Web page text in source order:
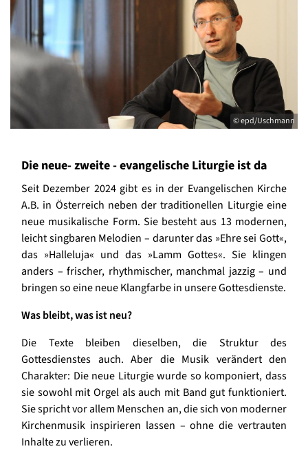
© epd/Uschmann
Die neue- zweite - evangelische Liturgie ist da
Seit Dezember 2024 gibt es in der Evangelischen Kirche
A.B. in Österreich neben der traditionellen Liturgie eine
neue musikalische Form. Sie besteht aus 13 modernen,
leicht singbaren Melodien – darunter das »Ehre sei Gott«,
das »Halleluja« und das »Lamm Gottes«. Sie klingen
anders – frischer, rhythmischer, manchmal jazzig – und
bringen so eine neue Klangfarbe in unsere Gottesdienste.
Was bleibt, was ist neu?
Die Texte bleiben dieselben, die Struktur des
Gottesdienstes auch. Aber die Musik verändert den
Charakter: Die neue Liturgie wurde so komponiert, dass
sie sowohl mit Orgel als auch mit Band gut funktioniert.
Sie spricht vor allem Menschen an, die sich von moderner
Kirchenmusik inspirieren lassen – ohne die vertrauten
Inhalte zu verlieren.